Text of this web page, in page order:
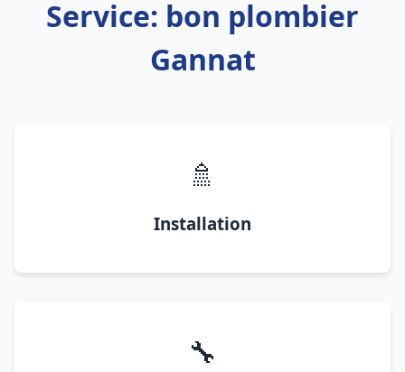
Service: bon plombier
Gannat
🚿
Installation
🔧